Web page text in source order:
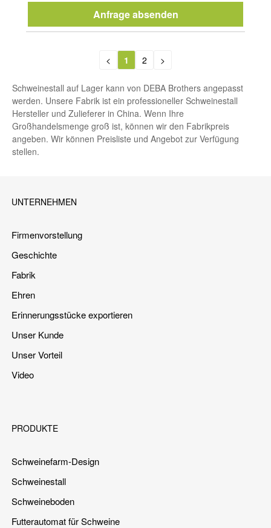
Anfrage absenden
< 1 2 >
Schweinestall auf Lager kann von DEBA Brothers angepasst
werden. Unsere Fabrik ist ein professioneller Schweinestall
Hersteller und Zulieferer in China. Wenn Ihre
Großhandelsmenge groß ist, können wir den Fabrikpreis
angeben. Wir können Preisliste und Angebot zur Verfügung
stellen.
UNTERNEHMEN
Firmenvorstellung
Geschichte
Fabrik
Ehren
Erinnerungsstücke exportieren
Unser Kunde
Unser Vorteil
Video
PRODUKTE
Schweinefarm-Design
Schweinestall
Schweineboden
Futterautomat für Schweine